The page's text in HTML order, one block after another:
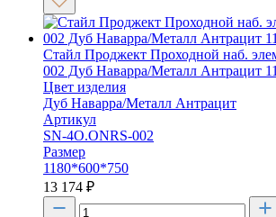
Стайл Проджект Проходной наб.
002 Дуб Наварра/Металл Антрацит
Цвет изделия
Дуб Наварра/Металл Антрацит
Артикул
SN-4O.ONRS-002
Размер
1180*600*750
13 174 ₽